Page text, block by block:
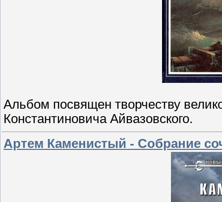
Альбом посвящен творчеству
Константиновича Айвазовского.
Артем Каменистый - Собрание